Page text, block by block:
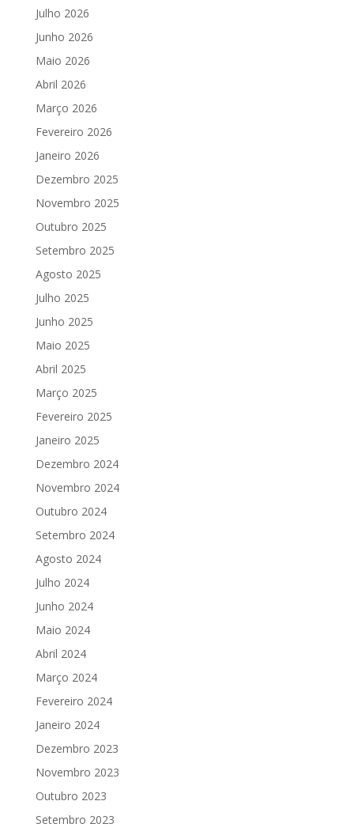
Julho 2026
Junho 2026
Maio 2026
Abril 2026
Março 2026
Fevereiro 2026
Janeiro 2026
Dezembro 2025
Novembro 2025
Outubro 2025
Setembro 2025
Agosto 2025
Julho 2025
Junho 2025
Maio 2025
Abril 2025
Março 2025
Fevereiro 2025
Janeiro 2025
Dezembro 2024
Novembro 2024
Outubro 2024
Setembro 2024
Agosto 2024
Julho 2024
Junho 2024
Maio 2024
Abril 2024
Março 2024
Fevereiro 2024
Janeiro 2024
Dezembro 2023
Novembro 2023
Outubro 2023
Setembro 2023